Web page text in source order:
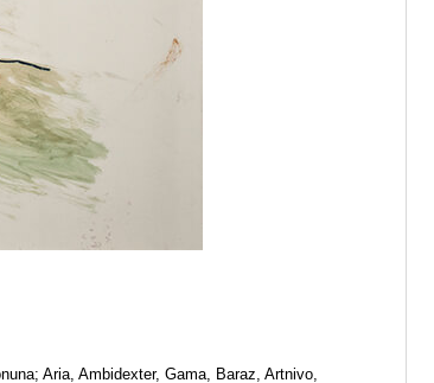
Aria, Ambidexter, Gama, Baraz, Artnivo,